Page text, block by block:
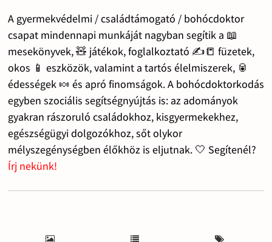
A gyermekvédelmi / családtámogató / bohócdoktor
csapat mindennapi munkáját nagyban segítik a 📖
mesekönyvek, 🧸 játékok, foglalkoztató ✍️📒 füzetek,
okos 📱 eszközök, valamint a tartós élelmiszerek, 🥫
édességek 🍬 és apró finomságok. A bohócdoktorkodás
egyben szociális segítségnyújtás is: az adományok
gyakran rászoruló családokhoz, kisgyermekekhez,
egészségügyi dolgozókhoz, sőt olykor
mélyszegénységben élőkhöz is eljutnak. 🤍 Segítenél?
Írj nekünk!